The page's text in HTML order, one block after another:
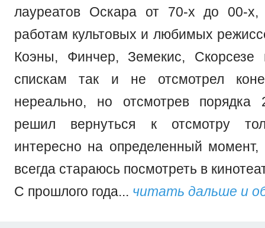
лауреатов Оскара от 70-х до 00-
работам культовых и любимых
Коэны, Финчер, Земекис,
спискам так и не отсмотрел
нереально, но отсмотрев порядка
решил вернуться к отсмотру
интересно на определенный
всегда стараюсь посмотреть в
С прошлого года... читать дальше и